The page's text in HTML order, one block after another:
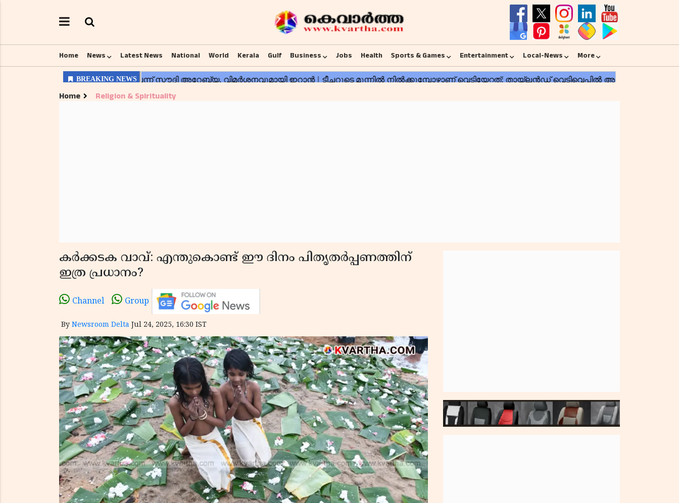
Home News Latest News National World Kerala Gulf Business Jobs Health Sports & Games Entertainment Local-News More
Home Religion & Spirituality
കർക്കടക വാവ്: എന്തുകൊണ്ട് ഈ ദിനം പിതൃതർപ്പണത്തിന്
ഇത്ര പ്രധാനം?
Channel Group
By Newsroom Delta Jul 24, 2025, 16:30 IST